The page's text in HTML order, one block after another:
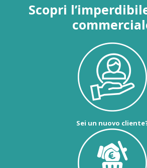
Scopri
Sei un nuovo